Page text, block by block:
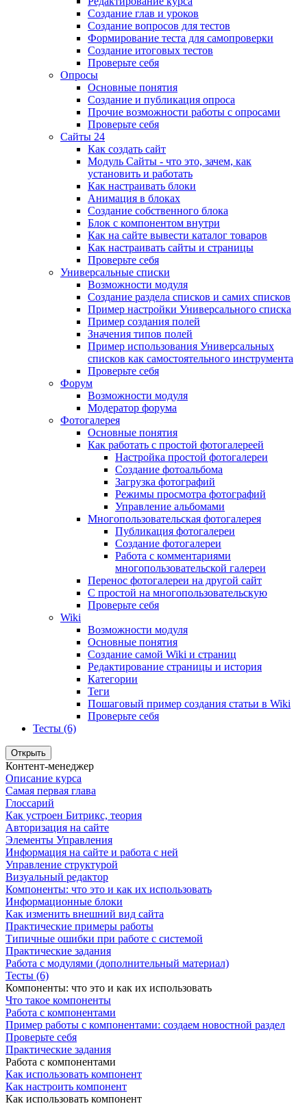
Создание глав и уроков
Создание вопросов для тестов
Формирование теста для самопроверки
Создание итоговых тестов
Проверьте себя
Опросы
Основные понятия
Создание и публикация опроса
Прочие возможности работы с опросами
Проверьте себя
Сайты 24
Как создать сайт
Модуль Сайты - что это, зачем, как
установить и работать
Как настраивать блоки
Анимация в блоках
Создание собственного блока
Блок с компонентом внутри
Как на сайте вывести каталог товаров
Как настраивать сайты и страницы
Проверьте себя
Универсальные списки
Возможности модуля
Создание раздела списков и самих списков
Пример настройки Универсального списка
Пример создания полей
Значения типов полей
Пример использования Универсальных
списков как самостоятельного инструмента
Проверьте себя
Форум
Возможности модуля
Модератор форума
Фотогалерея
Основные понятия
Как работать с простой фотогалереей
Настройка простой фотогалереи
Создание фотоальбома
Загрузка фотографий
Режимы просмотра фотографий
Управление альбомами
Многопользовательская фотогалерея
Публикация фотогалереи
Создание фотогалереи
Работа с комментариями
многопользовательской галереи
Перенос фотогалереи на другой сайт
С простой на многопользовательскую
Проверьте себя
Wiki
Возможности модуля
Основные понятия
Создание самой Wiki и страниц
Редактирование страницы и история
Категории
Теги
Пошаговый пример создания статьи в Wiki
Проверьте себя
Тесты (6)
Открыть
Контент-менеджер
Описание курса
Самая первая глава
Глоссарий
Как устроен Битрикс, теория
Авторизация на сайте
Элементы Управления
Информация на сайте и работа с ней
Управление структурой
Визуальный редактор
Компоненты: что это и как их использовать
Информационные блоки
Как изменить внешний вид сайта
Практические примеры работы
Типичные ошибки при работе с системой
Практические задания
Работа с модулями (дополнительный материал)
Тесты (6)
Компоненты: что это и как их использовать
Что такое компоненты
Работа с компонентами
Пример работы с компонентами: создаем новостной раздел
Проверьте себя
Практические задания
Работа с компонентами
Как использовать компонент
Как настроить компонент
Как использовать компонент